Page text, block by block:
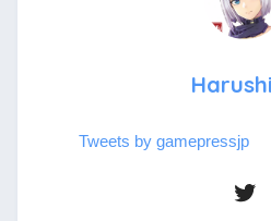
Tweets by gamepressjp